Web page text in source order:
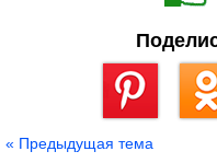
« Предыдущая тема